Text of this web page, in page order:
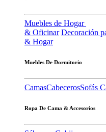
Muebles de Hogar
& Oficinar Decoración
& Hogar
Muebles De Dormitorio
CamasCabecerosSofás
Ropa De Cama & Accesorios